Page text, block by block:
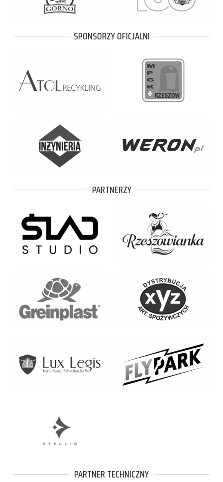
SPONSORZY OFICJALNI
PARTNERZY
PARTNER TECHNICZNY